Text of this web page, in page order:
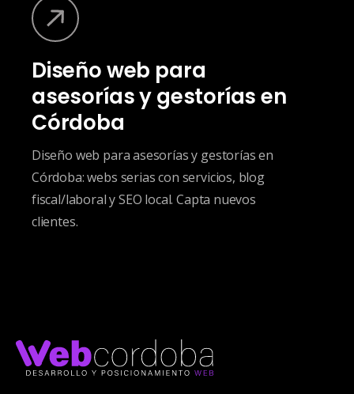
Diseño web para
asesorías y gestorías en
Córdoba
Diseño web para asesorías y gestorías en
Córdoba: webs serias con servicios, blog
fiscal/laboral y SEO local. Capta nuevos
clientes.